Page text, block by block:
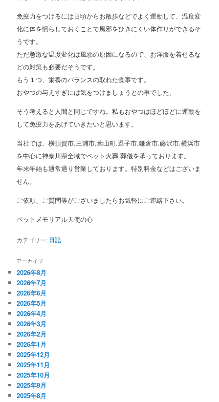
免疫力をつけるには日頃からお散歩などでよく運動して、温度変
化に体を慣らしておくことで風邪をひきにくい体作りができるそ
うです。
ただ急激な温度変化は風邪の原因になるので、お洋服を着せるな
どの対策も必要だそうです。
もう１つ、栄養のバランスの取れた食事です。
おやつの与えすぎには気をつけましょうとの事でした。
そう考えると人間と同じですね。私もおやつはほどほどに運動を
して免疫力をあげていきたいと思います。
当社では、横須賀市.三浦市.葉山町.逗子市.鎌倉市.藤沢市.横浜市
を中心に神奈川県全域でペット火葬.葬儀を承っております。
年末年始も通常通り営業しております。特別料金などはございま
せん。
ご依頼、ご質問等がございましたらお気軽にご連絡下さい。
ペットメモリアル天使の心
カテゴリー: 日記
アーカイブ
2026年8月
2026年7月
2026年6月
2026年5月
2026年4月
2026年3月
2026年2月
2026年1月
2025年12月
2025年11月
2025年10月
2025年9月
2025年8月